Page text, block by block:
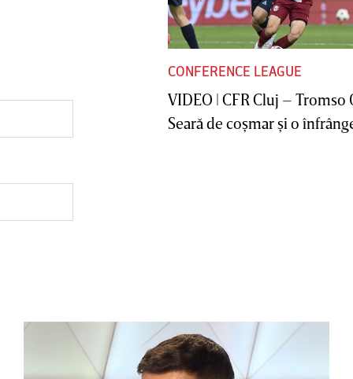
CONFERENCE LEAGUE
VIDEO | CFR Cluj – Tromso
Seară de coşmar şi o